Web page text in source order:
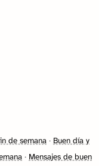
de semana · Buen día y
· Mensajes de buen